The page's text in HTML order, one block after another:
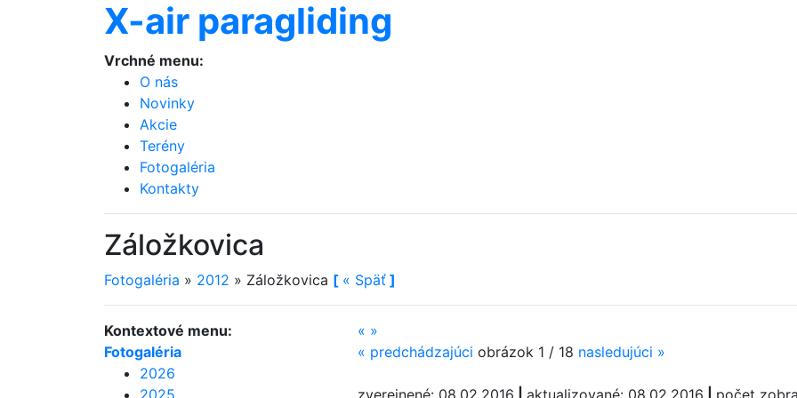
X-air paragliding
Vrchné menu:
O nás
Novinky
Akcie
Terény
Fotogaléria
Kontakty
Záložkovica
Fotogaléria » 2012 » Záložkovica [ « Späť ]
« »
« predchádzajúci obrázok 1 / 18 nasledujúci »
zverejnené: 08.02.2016 aktualizované: 08.02.2016 počet
Kontextové menu:
Fotogaléria
2026
2025